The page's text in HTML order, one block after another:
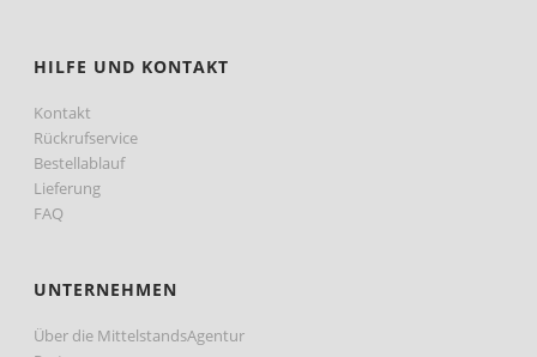
HILFE UND KONTAKT
Kontakt
Rückrufservice
Bestellablauf
Lieferung
FAQ
UNTERNEHMEN
Über die MittelstandsAgentur